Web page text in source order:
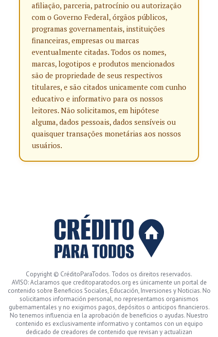
afiliação, parceria, patrocínio ou autorização
com o Governo Federal, órgãos públicos,
programas governamentais, instituições
financeiras, empresas ou marcas
eventualmente citadas. Todos os nomes,
marcas, logotipos e produtos mencionados
são de propriedade de seus respectivos
titulares, e são citados unicamente com cunho
educativo e informativo para os nossos
leitores. Não solicitamos, em hipótese
alguma, dados pessoais, dados sensíveis ou
quaisquer transações monetárias aos nossos
usuários.
Copyright © CréditoParaTodos. Todos os direitos reservados.
AVISO: Aclaramos que creditoparatodos.org es únicamente un portal de
contenido sobre Beneficios Sociales, Educación, Inversiones y Noticias. No
solicitamos información personal, no representamos organismos
gubernamentales y no exigimos pagos, depósitos o anticipos financieros.
No tenemos influencia en la aprobación de beneficios o ayudas. Nuestro
contenido es exclusivamente informativo y contamos con un equipo
dedicado de creadores de contenido que revisan y actualizan